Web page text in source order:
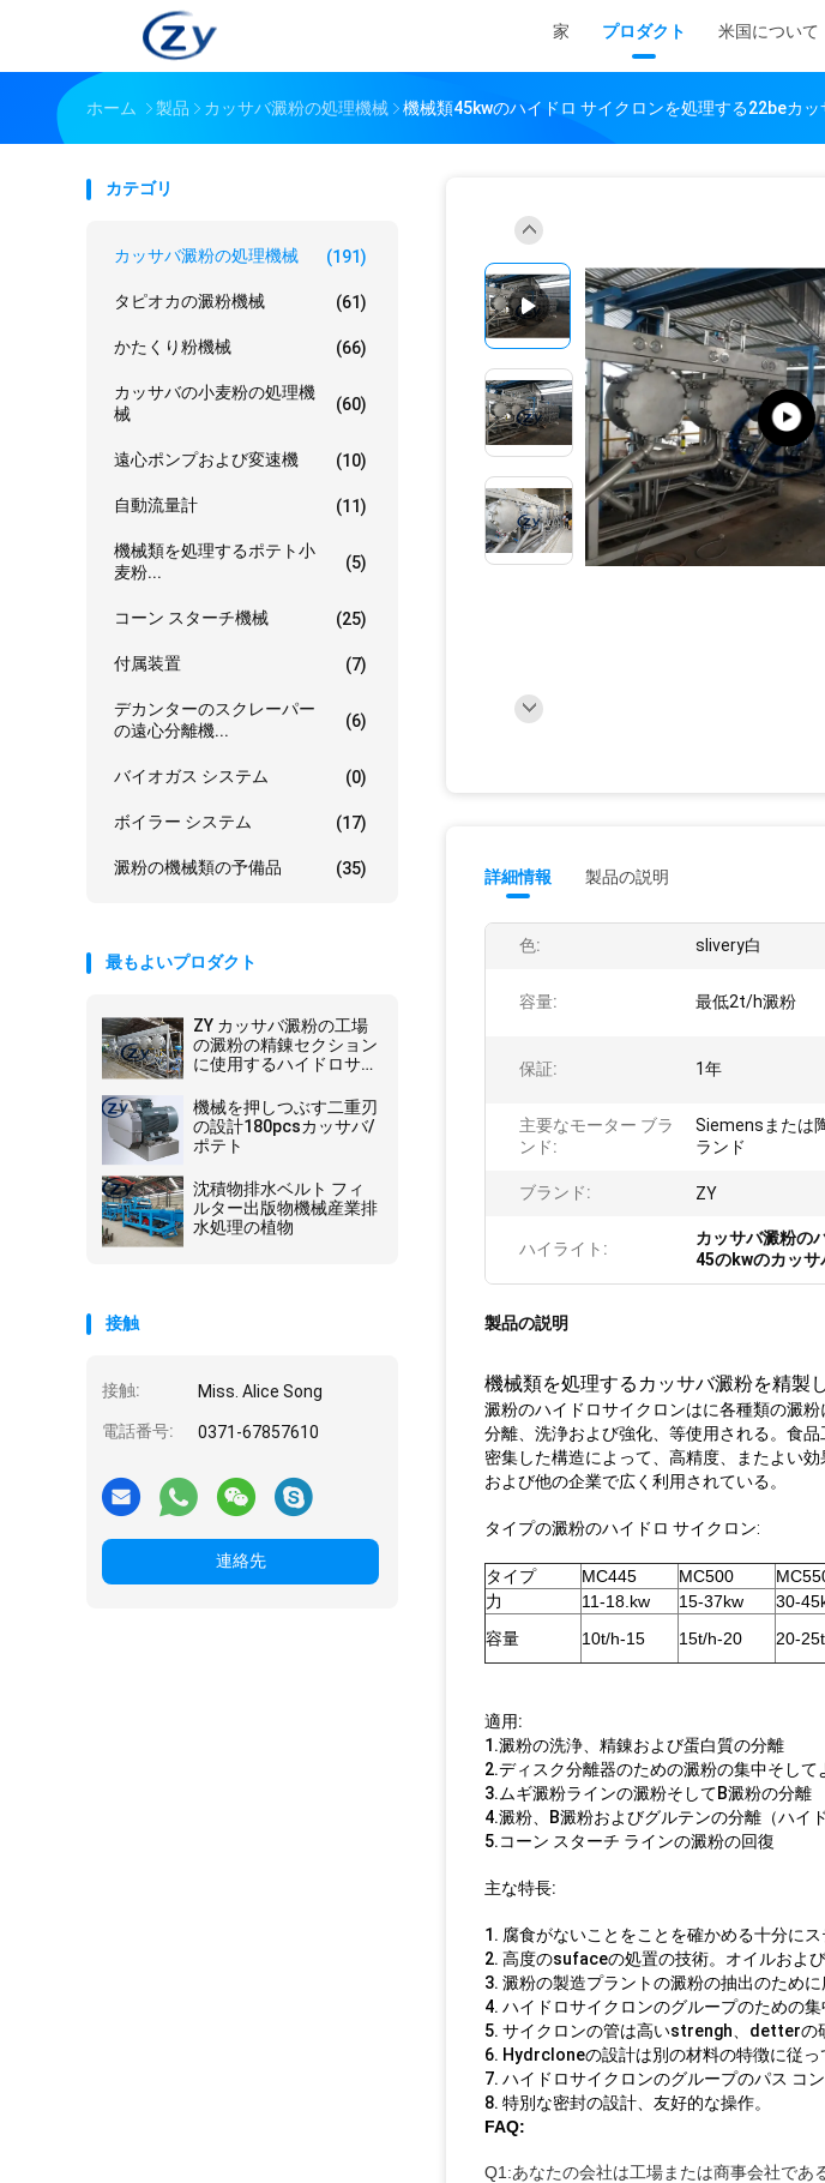
家 プロダクト 米国について
ホーム 製品 カッサバ澱粉の処理機械 機械類45kwのハイドロ サイクロンを処理する22beカッ
カテゴリ
カッサバ澱粉の処理機械 (191)
タピオカの澱粉機械 (61)
かたくり粉機械 (66)
カッサバの小麦粉の処理機
械
(60)
遠心ポンプおよび変速機 (10)
自動流量計 (11)
機械類を処理するポテト小
麦粉...
(5)
コーン スターチ機械 (25)
付属装置 (7)
デカンターのスクレーパー
の遠心分離機...
(6)
バイオガス システム (0)
ボイラー システム (17)
澱粉の機械類の予備品 (35)
最もよいプロダクト
ZY カッサバ澱粉の工場
の澱粉の精錬セクション
に使用するハイドロサイ
機械を押しつぶす二重刃
の設計180pcsカッサバ/
ポテト
沈積物排水ベルト フィ
ルター出版物機械産業排
水処理の植物
接触
接触: Miss. Alice Song
電話番号: 0371-67857610
連絡先
詳細情報 製品の説明
色: slivery白
容量: 最低2t/h澱粉
保証: 1年
主要なモーター ブラ
ンド:
Siemensまたは
ランド
ブランド: ZY
ハイライト:
カッサバ澱粉の
45のkwのカッサ
製品の説明
機械類を処理するカッサバ澱粉を精製
澱粉のハイドロサイクロンはに各種類の澱
分離、洗浄および強化、等使用される。食
密集した構造によって、高精度、またよい
および他の企業で広く利用されている。
タイプの澱粉のハイドロ サイクロン:
タイプ MC445 MC500
力
11-18.kw 15-37kw 30-
容量
10t/h-15 15t/h-20 20-
適用:
1.澱粉の洗浄、精錬および蛋白質の分離
2.ディスク分離器のための澱粉の集中そして
3.ムギ澱粉ラインの澱粉そしてB澱粉の分離
4.澱粉、B澱粉およびグルテンの分離（ハイ
5.コーン スターチ ラインの澱粉の回復
主な特長:
1. 腐食がないことをことを確かめる十分にス
2. 高度のsufaceの処置の技術。オイルおよ
3. 澱粉の製造プラントの澱粉の抽出のために
4. ハイドロサイクロンのグループのための
5. サイクロンの管は高いstrengh、detterの
6. Hydrcloneの設計は別の材料の特徴に従っ
7. ハイドロサイクロンのグループのパス コ
8. 特別な密封の設計、友好的な操作。
FAQ:
Q1:あなたの会社は工場または商事会社であ